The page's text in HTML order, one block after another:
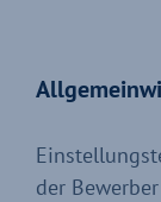
der